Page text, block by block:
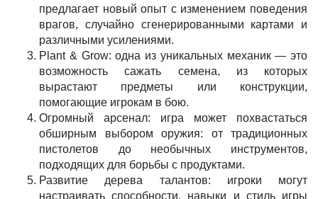
предлагает новый опыт с изменением поведения
врагов, случайно сгенерированными картами и
различными усилениями.
Plant & Grow: одна из уникальных механик — это
возможность сажать семена, из которых
вырастают предметы или конструкции,
помогающие игрокам в бою.
Огромный арсенал: игра может похвастаться
обширным выбором оружия: от традиционных
пистолетов до необычных инструментов,
подходящих для борьбы с продуктами.
Развитие дерева талантов: игроки могут
настраивать способности, навыки и стиль игры